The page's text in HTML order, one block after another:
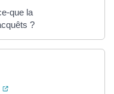
que la
?
(ouverture dans un nouvel